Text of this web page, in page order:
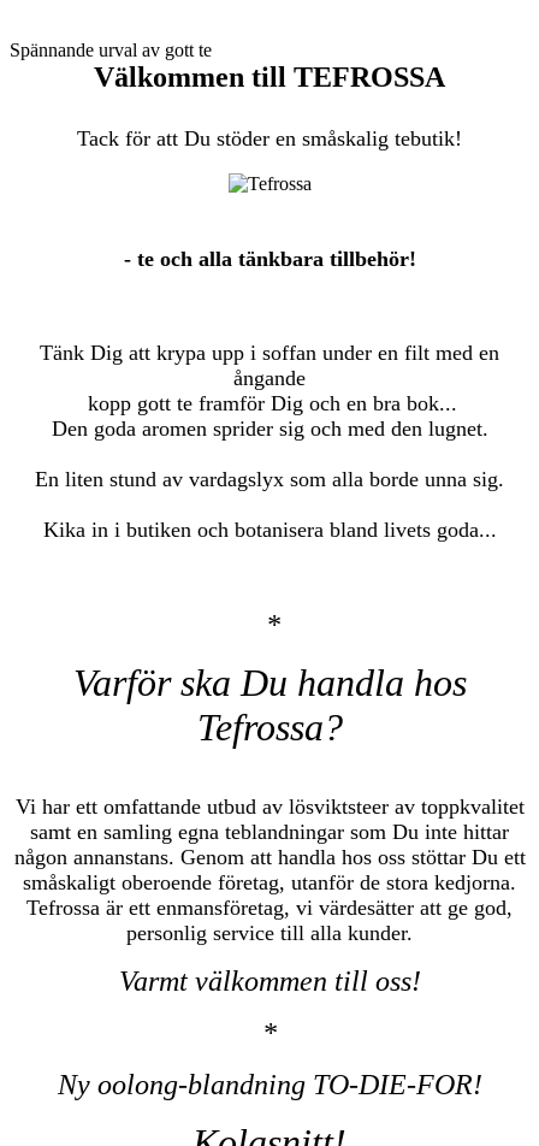
Spännande urval av gott te
Välkommen till TEFROSSA
Tack för att Du stöder en småskalig tebutik!
- te och alla tänkbara tillbehör!
Tänk Dig att krypa upp i soffan under en filt med en
ångande
kopp gott te framför Dig och en bra bok...
Den goda aromen sprider sig och med den lugnet.
En liten stund av vardagslyx som alla borde unna sig.
Kika in i butiken och botanisera bland livets goda...
*
Varför ska Du handla hos
Tefrossa?
Vi har ett omfattande utbud av lösviktsteer av toppkvalitet
samt en samling egna teblandningar som Du inte hittar
någon annanstans. Genom att handla hos oss stöttar Du ett
småskaligt oberoende företag, utanför de stora kedjorna.
Tefrossa är ett enmansföretag, vi värdesätter att ge god,
personlig service till alla kunder.
Varmt välkommen till oss!
*
Ny oolong-blandning TO-DIE-FOR!